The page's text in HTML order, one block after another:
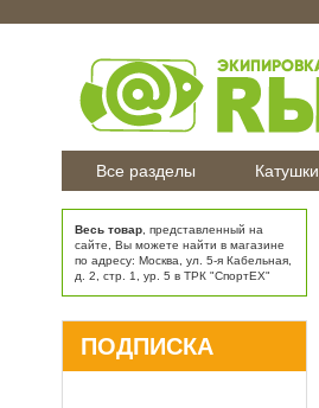
Все разделы Катушки
Весь товар , представленный на
сайте, Вы можете найти в магазине
по адресу: Москва, ул. 5-я Кабельная,
д. 2, стр. 1, ур. 5 в ТРК "СпортЕХ"
ПОДПИСКА